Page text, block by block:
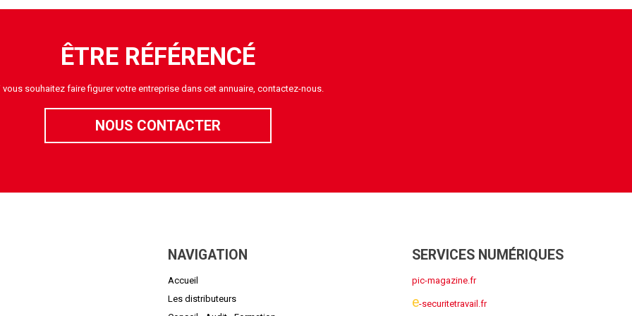
ÊTRE RÉFÉRENCÉ
vous souhaitez faire figurer votre entreprise dans cet annuaire, contactez-nous.
NOUS CONTACTER
NAVIGATION
Accueil
Les distributeurs
SERVICES NUMÉRIQUES
pic-magazine.fr
e-securitetravail.fr